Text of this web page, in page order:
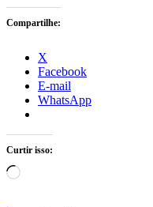
Compartilhe:
X
Facebook
E-mail
WhatsApp
Curtir isso:
Carregando...